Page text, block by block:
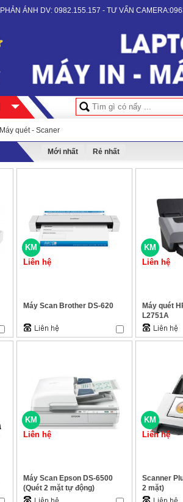
PHẢN ÁNH DV: 0982.155.157 - TƯ VẤN
Máy quét - Scaner
Mới nhất Rẻ nhất
KM
Liên hệ
Máy Scan Brother DS-620
KM
Liên hệ
Máy quét
L2751A
KM
Liên hệ
Máy Scan Epson DS-6500
(Quét 2 mặt tự động)
KM
Liên hệ
Scanner
2 mặt)